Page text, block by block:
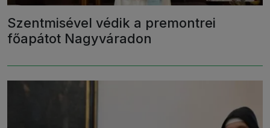
Szentmisével védik a premontrei
főapátot Nagyváradon